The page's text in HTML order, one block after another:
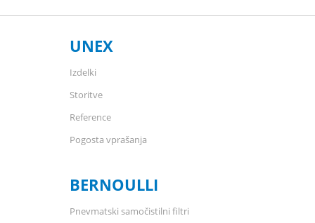
UNEX
Izdelki
Storitve
Reference
Pogosta vprašanja
BERNOULLI
Pnevmatski samočistilni filtri